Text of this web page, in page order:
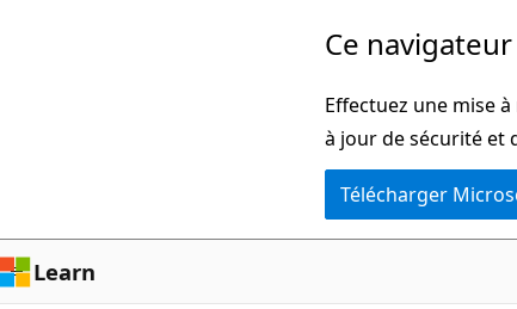
Ce
Effectuez une mise
à jour de sécurité et
Télécharger
Learn